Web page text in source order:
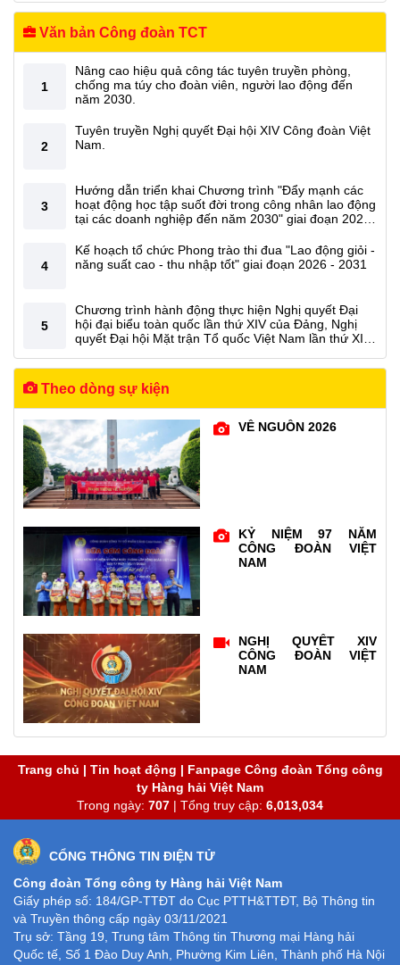
Văn bản Công đoàn TCT
1
Nâng cao hiệu quả công tác tuyên truyền phòng,
chống ma túy cho đoàn viên, người lao động đến
năm 2030.
2
Tuyên truyền Nghị quyết Đại hội XIV Công đoàn Việt
Nam.
3
Hướng dẫn triển khai Chương trình "Đẩy mạnh các
hoạt động học tập suốt đời trong công nhân lao động
tại các doanh nghiệp đến năm 2030" giai đoạn 2026
4
Kế hoạch tổ chức Phong trào thi đua "Lao động giỏi -
năng suất cao - thu nhập tốt" giai đoạn 2026 - 2031
5
Chương trình hành động thực hiện Nghị quyết Đại
hội đại biểu toàn quốc lần thứ XIV của Đảng, Nghị
quyết Đại hội Mặt trận Tổ quốc Việt Nam lần thứ XI,
Theo dòng sự kiện
VỀ NGUỒN 2026
KỶ NIỆM 97 NĂM
CÔNG ĐOÀN VIỆT
NAM
NGHỊ QUYẾT XIV
CÔNG ĐOÀN VIỆT
NAM
Trang chủ | Tin hoạt động | Fanpage Công đoàn Tổng công
ty Hàng hải Việt Nam
Trong ngày: 707 | Tổng truy cập: 6,013,034
CỔNG THÔNG TIN ĐIỆN TỬ
Công đoàn Tổng công ty Hàng hải Việt Nam
Giấy phép số: 184/GP-TTĐT do Cục PTTH&TTĐT, Bộ Thông tin
và Truyền thông cấp ngày 03/11/2021
Trụ sở: Tầng 19, Trung tâm Thông tin Thương mại Hàng hải
Quốc tế, Số 1 Đào Duy Anh, Phường Kim Liên, Thành phố Hà Nội